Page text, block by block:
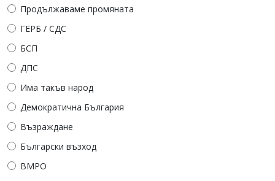
Продължаваме промяната
ГЕРБ / СДС
БСП
ДПС
Има такъв народ
Демократична България
Възраждане
Български възход
ВМРО